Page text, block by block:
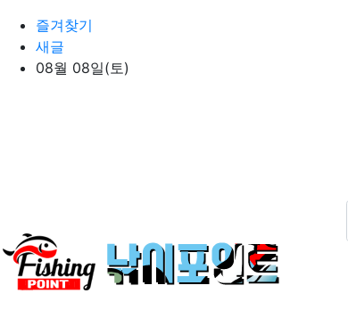
상단 네비
즐겨찾기
새글
08월 08일(토)